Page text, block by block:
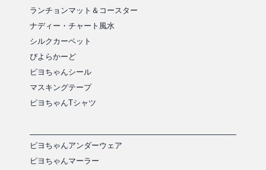
ランチョンマット＆コースター
ナディー・チャート風水
シルクカーペット
ぴよらかーど
ピヨちゃんシール
マスキングテープ
ピヨちゃんTシャツ
ピヨちゃんアンダーウェア
ピヨちゃんマーラー